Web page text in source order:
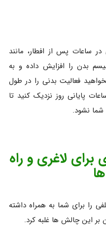
پس از افطار، مانند
بدن را افزایش داده و به
فعالیت بدنی را در طول
پایانی روز نزدیک کنید تا
نشود.
لاغری و راه‌
را برای شما به همراه داشته
بر این چالش ها غلبه کرد.